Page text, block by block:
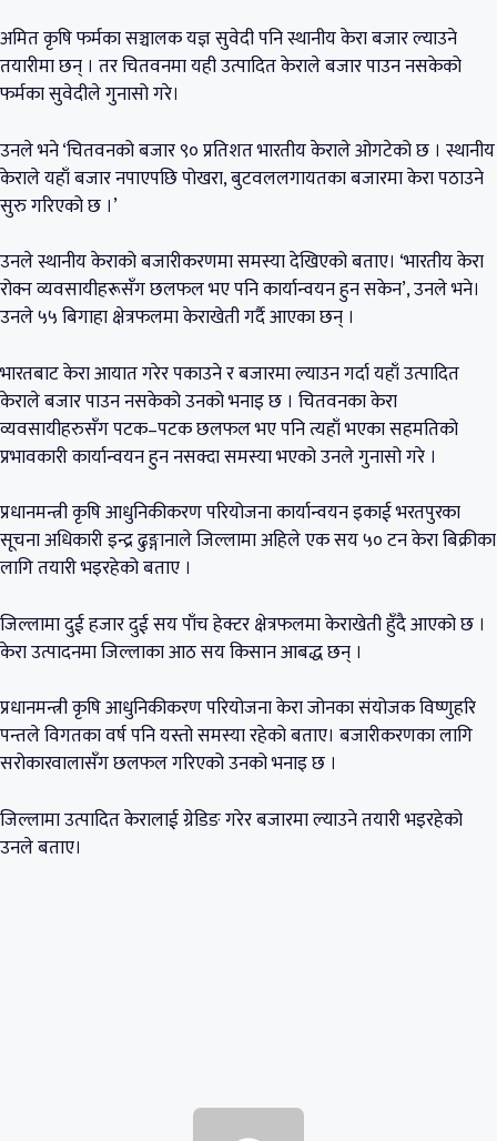
अमित कृषि फर्मका सञ्चालक यज्ञ सुवेदी पनि स्थानीय केरा बजार ल्याउने
तयारीमा छन् । तर चितवनमा यही उत्पादित केराले बजार पाउन नसकेको
फर्मका सुवेदीले गुनासो गरे।
उनले भने ‘चितवनको बजार ९० प्रतिशत भारतीय केराले ओगटेको छ । स्थानीय
केराले यहाँ बजार नपाएपछि पोखरा, बुटवललगायतका बजारमा केरा पठाउने
सुरु गरिएको छ ।’
उनले स्थानीय केराको बजारीकरणमा समस्या देखिएको बताए। ‘भारतीय केरा
रोक्न व्यवसायीहरूसँग छलफल भए पनि कार्यान्वयन हुन सकेन’, उनले भने।
उनले ५५ बिगाहा क्षेत्रफलमा केराखेती गर्दै आएका छन् ।
भारतबाट केरा आयात गरेर पकाउने र बजारमा ल्याउन गर्दा यहाँ उत्पादित
केराले बजार पाउन नसकेको उनको भनाइ छ । चितवनका केरा
व्यवसायीहरुसँग पटक–पटक छलफल भए पनि त्यहाँ भएका सहमतिको
प्रभावकारी कार्यान्वयन हुन नसक्दा समस्या भएको उनले गुनासो गरे ।
प्रधानमन्त्री कृषि आधुनिकीकरण परियोजना कार्यान्वयन इकाई भरतपुरका
सूचना अधिकारी इन्द्र ढुङ्गानाले जिल्लामा अहिले एक सय ५० टन केरा बिक्रीका
लागि तयारी भइरहेको बताए ।
जिल्लामा दुई हजार दुई सय पाँच हेक्टर क्षेत्रफलमा केराखेती हुँदै आएको छ ।
केरा उत्पादनमा जिल्लाका आठ सय किसान आबद्ध छन् ।
प्रधानमन्त्री कृषि आधुनिकीकरण परियोजना केरा जोनका संयोजक विष्णुहरि
पन्तले विगतका वर्ष पनि यस्तो समस्या रहेको बताए। बजारीकरणका लागि
सरोकारवालासँग छलफल गरिएको उनको भनाइ छ ।
जिल्लामा उत्पादित केरालाई ग्रेडिङ गरेर बजारमा ल्याउने तयारी भइरहेको
उनले बताए।